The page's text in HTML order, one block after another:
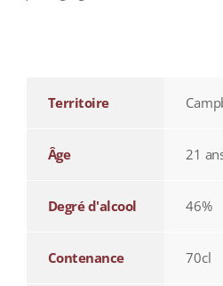
Territoire
Âge 21
Degré d'alcool 46%
Contenance 70cl